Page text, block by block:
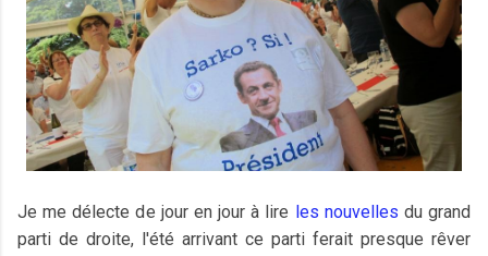
Je me délecte de jour en jour à lire les nouvelles du grand
parti de droite, l'été arrivant ce parti ferait presque rêver